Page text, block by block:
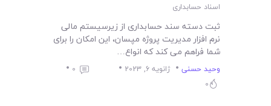
سیستم ها
لیست قیمت محصولات
اسناد حسابداری
ثبت دسته سند حسابداری از زیرسیستم مالی
نرم افزار مدیریت پروژه مپسان، این امکان را برای
شما فراهم می کند که انواع…
وحید حسنی ژانویه 6, 2023
0
0